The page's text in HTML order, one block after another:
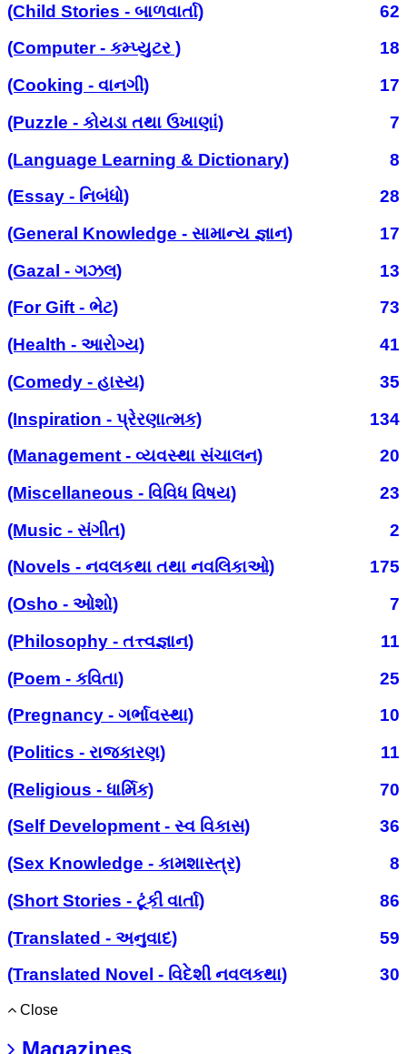
(Child Stories - બાળવાર્તા)
62
(Computer - કમ્પ્યુટર )
18
(Cooking - વાનગી)
17
(Puzzle - કોયડા તથા ઉખાણાં)
7
(Language Learning & Dictionary)
8
(Essay - નિબંધો)
28
(General Knowledge - સામાન્ય જ્ઞાન)
17
(Gazal - ગઝલ)
13
(For Gift - ભેટ)
73
(Health - આરોગ્ય)
41
(Comedy - હાસ્ય)
35
(Inspiration - પ્રેરણાત્મક)
134
(Management - વ્યવસ્થા સંચાલન)
20
(Miscellaneous - વિવિધ વિષય)
23
(Music - સંગીત)
2
(Novels - નવલકથા તથા નવલિકાઓ)
175
(Osho - ઓશો)
7
(Philosophy - તત્ત્વજ્ઞાન)
11
(Poem - કવિતા)
25
(Pregnancy - ગર્ભાવસ્થા)
10
(Politics - રાજકારણ)
11
(Religious - ધાર્મિક)
70
(Self Development - સ્વ વિકાસ)
36
(Sex Knowledge - કામશાસ્ત્ર)
8
(Short Stories - ટૂંકી વાર્તા)
86
(Translated - અનુવાદ)
59
(Translated Novel - વિદેશી નવલકથા)
30
Close
Magazines